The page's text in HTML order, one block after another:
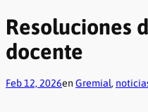
Resoluciones
docente
Feb 12, 2026en Gremial,